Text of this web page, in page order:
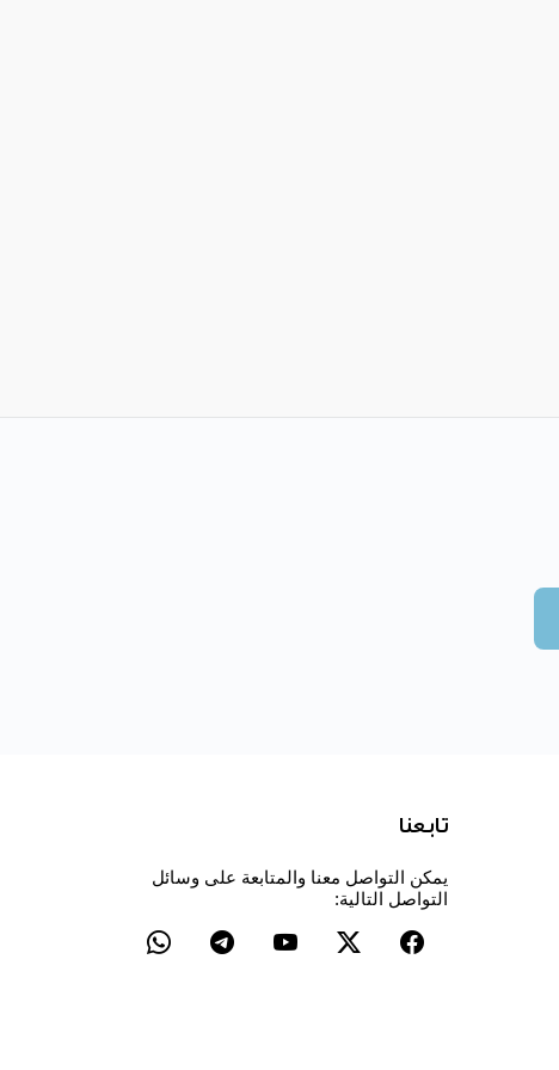
تابعنا
يمكن التواصل معنا والمتابعة على وسائل
التواصل التالية: